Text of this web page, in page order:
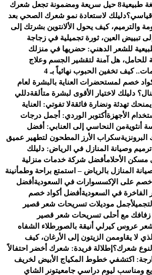
طبيعية
8 حيل سريعة ومضمونة تجعل شعرك
دليلك لاستعادة نمو شعرك الصحي بعد
والترميم، كيف يحول الألانتوين بشرتك إلى
تبييض العين، ثورة تجميلية في زجاجة
للشعر الدهني: حضريها في منزلك
للحامل، هل آمنة لتقشير الجسم وعلاج
سر مكياج النجمات.. كيف تخفين الحبوب نهائياً بـ 4
خصم لمستحضرات العناية بالبشرة لعام
دليلك لاختيار الأقوى لبشرة متألقةدللي
تهدئة ونضارة فائقةلا تفوتي: العناية
الأجهزة أكتوبر الوردي: أجمل درجات
أنثويةمن النحاسي إلى العنابي: أفضل
سكراب الأرز المطحون لتطهير عميق
ترميم وصيانة المنازل في الرياض: دليلك
مسكن الأحلامأفضل شركة خدمات منزلية
المنازل بالرياض – استمتع براحة وطمأنينة
خصم على الإكسسوارات في السعودية أفضل
في السعودية أفضل أكواد خصم
أجمل موديلات تسريحات شعر قصير
مع أحلى تسريحات شعر قصير
طلاء الشفاه
لا يقاوممن الزيتون إلى الأرغان، كيف
لنوع شعرك؟ إطلالة فريدة: شعرك أخضر احتفالاً
اكتشفي خطوط المكياج الأبيض لخريف
ومناسب ليوم دراسي جامعيتونر الشاي